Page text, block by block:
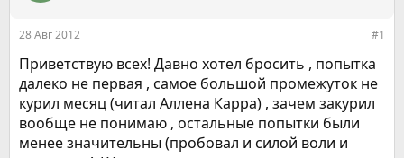
28 Авг 2012 #1
Приветствую всех! Давно хотел бросить , попытка
далеко не первая , самое большой промежуток не
курил месяц (читал Аллена Карра) , зачем закурил
вообще не понимаю , остальные попытки были
менее значительны (пробовал и силой воли и